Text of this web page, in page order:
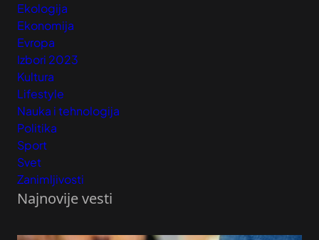
Ekologija
Ekonomija
Evropa
Izbori 2023
Kultura
Lifestyle
Nauka i tehnologija
Politika
Sport
Svet
Zanimljivosti
Najnovije vesti